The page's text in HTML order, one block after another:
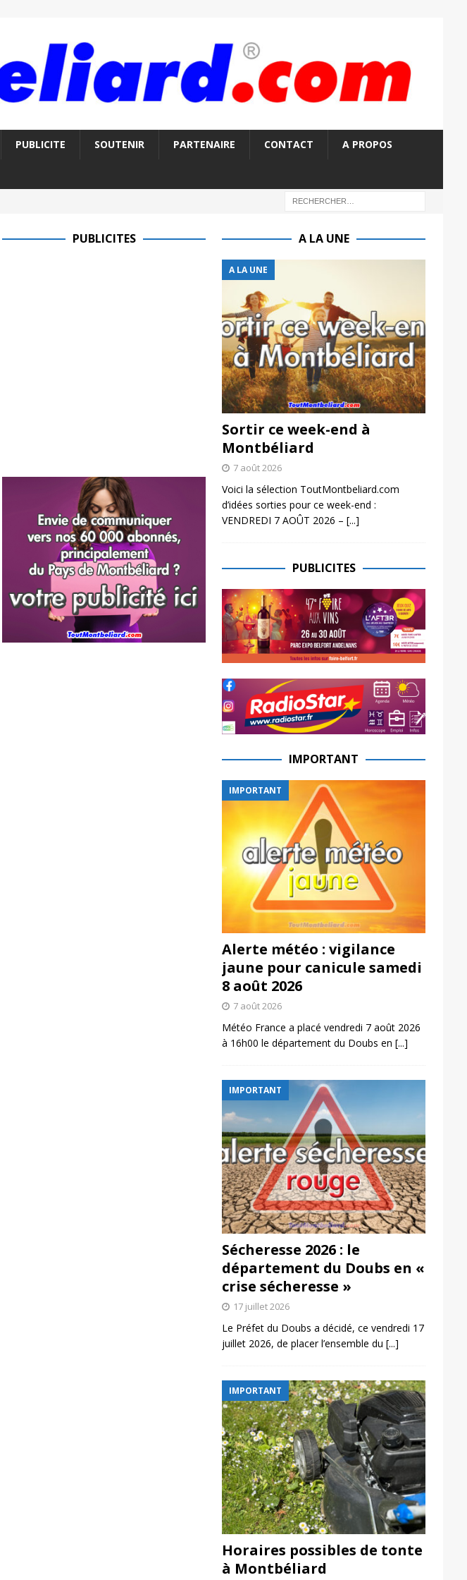
PUBLICITE SOUTENIR PARTENAIRE CONTACT A PROPOS
PUBLICITES A LA UNE
A LA UNE
Sortir ce week-end à
Montbéliard
7 août 2026
Voici la sélection ToutMontbeliard.com
d’idées sorties pour ce week-end :
VENDREDI 7 AOÛT 2026 – [...]
PUBLICITES
IMPORTANT
IMPORTANT
Alerte météo : vigilance
jaune pour canicule samedi
8 août 2026
7 août 2026
Météo France a placé vendredi 7 août 2026
à 16h00 le département du Doubs en [...]
IMPORTANT
Sécheresse 2026 : le
département du Doubs en «
crise sécheresse »
17 juillet 2026
Le Préfet du Doubs a décidé, ce vendredi 17
juillet 2026, de placer l’ensemble du [...]
IMPORTANT
Horaires possibles de tonte
à Montbéliard